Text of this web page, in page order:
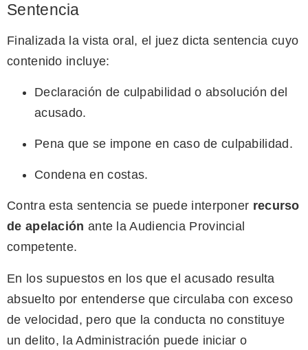
Sentencia
Finalizada la vista oral, el juez dicta sentencia cuyo
contenido incluye:
Declaración de culpabilidad o absolución del
acusado.
Pena que se impone en caso de culpabilidad.
Condena en costas.
Contra esta sentencia se puede interponer recurso
de apelación ante la Audiencia Provincial
competente.
En los supuestos en los que el acusado resulta
absuelto por entenderse que circulaba con exceso
de velocidad, pero que la conducta no constituye
un delito, la Administración puede iniciar o